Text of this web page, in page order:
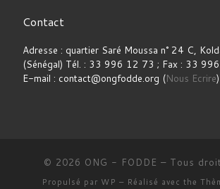
Contact
Adresse : quartier Saré Moussa n° 24 C,
(Sénégal) Tél. : 33 996 12 73 ; Fax : 33
E-mail : contact@ongfodde.org (Nous Ecrire)
© 2026 ONG - FODDE – Tous
Propulsé par WP – Réalisé avec the